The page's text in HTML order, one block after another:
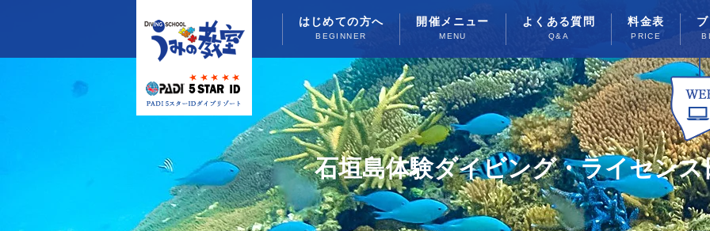
はじめての方へ
BEGINNER
開催メニュー
MENU
よくある質問
Q&A
料金表
PRICE
石垣島体験ダイビング・ライセンス